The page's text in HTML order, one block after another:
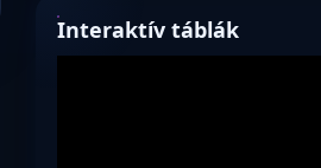
Interaktív táblák